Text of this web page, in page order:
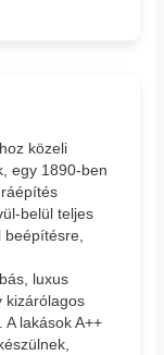
közeli
egy 1890-ben
belül teljes
luxus
kizárólagos
lakások A++